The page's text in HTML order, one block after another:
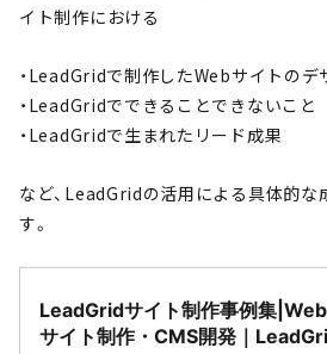
イト制作における
・LeadGridで制作したWebサイトのデ
・LeadGridでできることできないこと
・LeadGridで生まれたリード成果
など、LeadGridの活用による具体的な
す。
LeadGridサイト制作事例集|Web
サイト制作・CMS開発｜